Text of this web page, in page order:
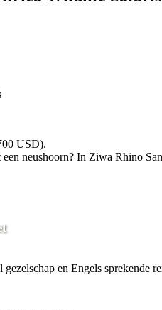
USD).
neushoorn? In Ziwa Rhino
en Engels sprekende